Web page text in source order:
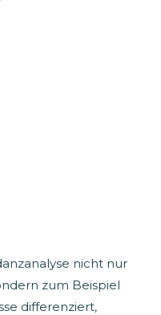
nicht nur
zum Beispiel
differenziert,